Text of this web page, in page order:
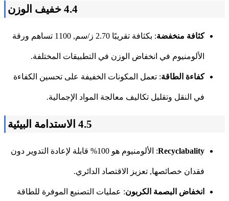
4.4 خفيف الوزن
كثافة منخفضة : بكثافة تقريبًا 2.70 ز/سم, 1100 تساهم ورقة
الألومنيوم في انخفاض الوزن في التطبيقات المختلفة.
كفاءة الطاقة: تعمل المكونات الخفيفة على تحسين الكفاءة
في النقل وتقليل تكاليف معالجة المواد الإجمالية.
4.5 الاستدامة البيئية
Recyclabality : الألومنيوم هو 100% قابلة لإعادة التدوير دون
فقدان خصائصها, تعزيز الاقتصاد الدائري.
انخفاض البصمة الكربون: عمليات التصنيع الموفرة للطاقة